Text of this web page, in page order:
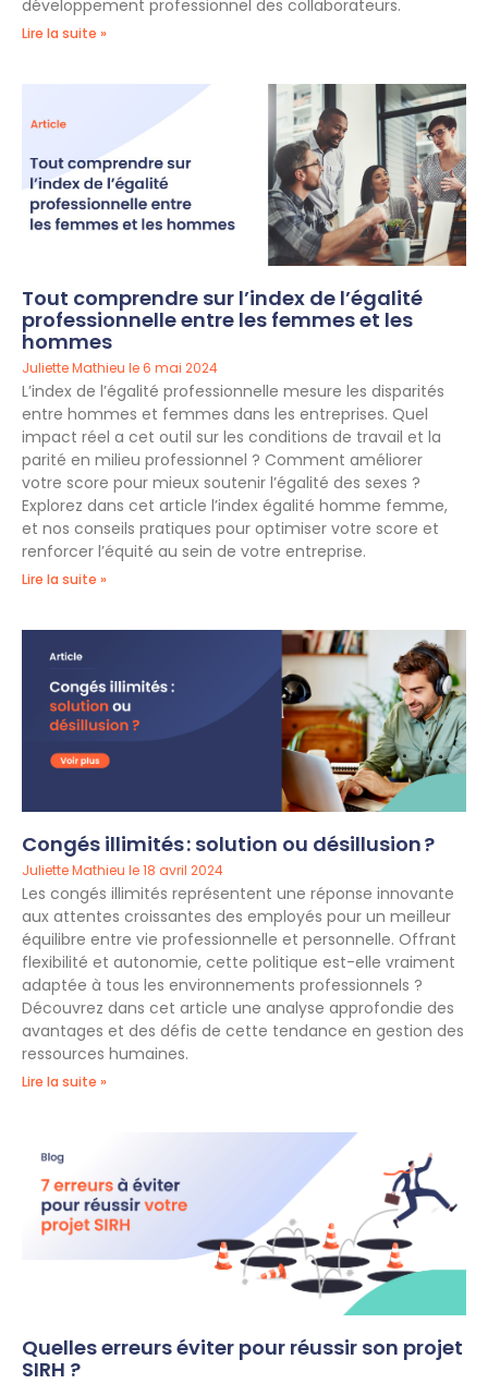
développement professionnel des collaborateurs.
Lire la suite »
Tout comprendre sur l’index de l’égalité
professionnelle entre les femmes et les
hommes
Juliette Mathieu 6 mai 2024
L’index de l’égalité professionnelle mesure les disparités
entre hommes et femmes dans les entreprises. Quel
impact réel a cet outil sur les conditions de travail et la
parité en milieu professionnel ? Comment améliorer
votre score pour mieux soutenir l’égalité des sexes ?
Explorez dans cet article l’index égalité homme femme,
et nos conseils pratiques pour optimiser votre score et
renforcer l’équité au sein de votre entreprise.
Lire la suite »
Congés illimités : solution ou désillusion ?
Juliette Mathieu 18 avril 2024
Les congés illimités représentent une réponse innovante
aux attentes croissantes des employés pour un meilleur
équilibre entre vie professionnelle et personnelle. Offrant
flexibilité et autonomie, cette politique est-elle vraiment
adaptée à tous les environnements professionnels ?
Découvrez dans cet article une analyse approfondie des
avantages et des défis de cette tendance en gestion des
ressources humaines.
Lire la suite »
Quelles erreurs éviter pour réussir son projet
SIRH ?